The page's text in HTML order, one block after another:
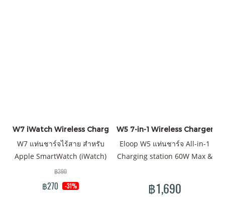
W7 iWatch Wireless Charger ราคาส่ง 20 ชิ้น +
W7 แท่นชาร์จไร้สาย สำหรับ
Apple SmartWatch (iWatch)
สินค้าสามารถใช้คู่กับแท่นชาร์จ
W6/ W5 / W4 / Powerbank /
฿390
฿270 -31%
W5 7-in-1 Wireless Charger
Eloop W5 แท่นชาร์จ All-in-1
Charging station 60W Max &
18W l QC 3.0 ชาร์จเร็ว Quick
฿1,690